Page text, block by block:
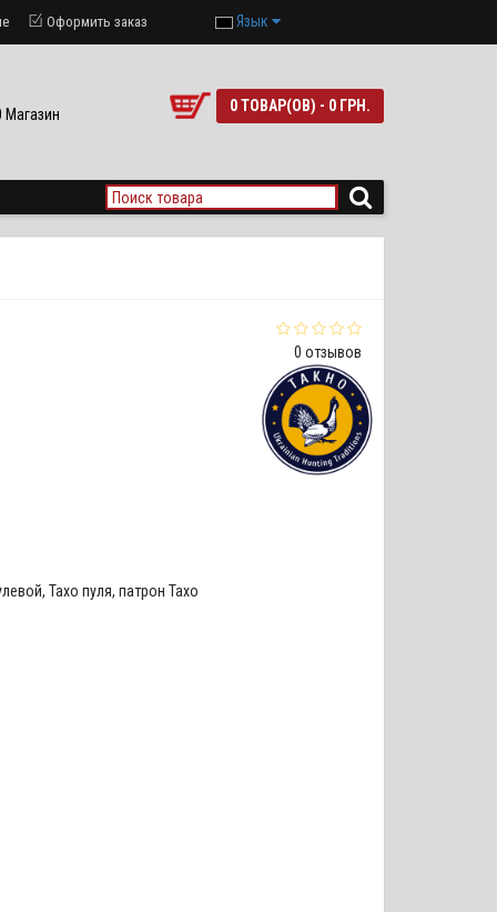
Оформить заказ Язык
Магазин 0 ТОВАР(ОВ) - 0 ГРН.
0 отзывов
, Тахо пуля, патрон Тахо